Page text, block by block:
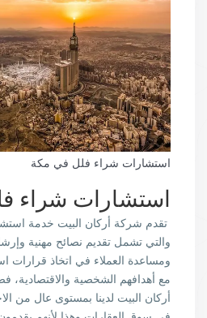
استشارات شراء فلل في مكة
استشارات شراء
تقدم شركة أركان البيت خدمة
والتي تشمل تقديم نصائح مهنية
ومساعدة العملاء في اتخاذ قرارات
مع أهدافهم الشخصية والاقتصادية،
أركان البيت لدينا بمستوى عال من